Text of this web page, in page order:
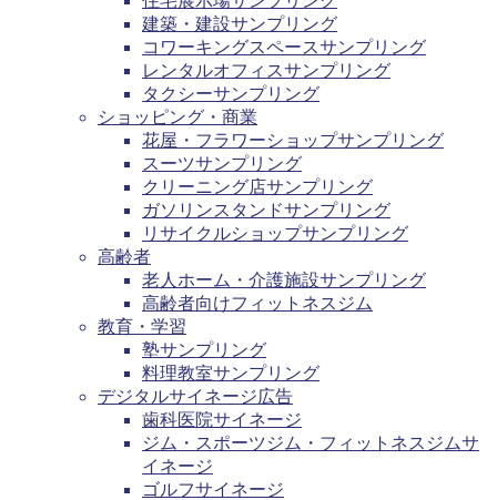
建築・建設サンプリング
コワーキングスペースサンプリング
レンタルオフィスサンプリング
タクシーサンプリング
ショッピング・商業
花屋・フラワーショップサンプリング
スーツサンプリング
クリーニング店サンプリング
ガソリンスタンドサンプリング
リサイクルショップサンプリング
高齢者
老人ホーム・介護施設サンプリング
高齢者向けフィットネスジム
教育・学習
塾サンプリング
料理教室サンプリング
デジタルサイネージ広告
歯科医院サイネージ
ジム・スポーツジム・フィットネスジムサ
イネージ
ゴルフサイネージ